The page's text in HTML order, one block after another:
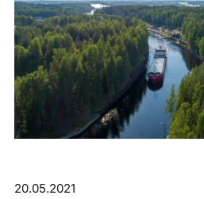
20.05.2021